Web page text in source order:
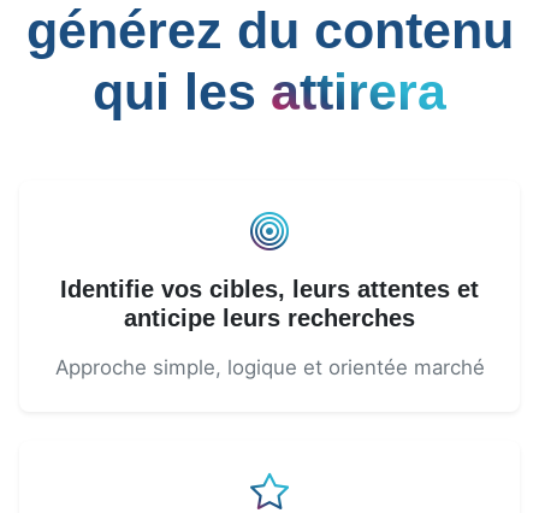
générez du contenu
qui les attirera
Identifie vos cibles, leurs attentes et
anticipe leurs recherches
Approche simple, logique et orientée marché